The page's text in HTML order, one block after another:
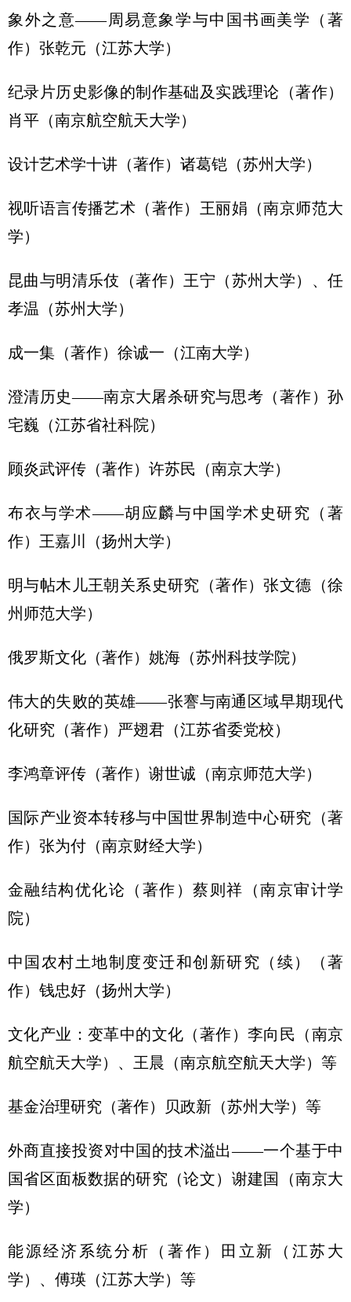
象外之意——周易意象学与中国书画美学（著
作）张乾元（江苏大学）
纪录片历史影像的制作基础及实践理论（著作）
肖平（南京航空航天大学）
设计艺术学十讲（著作）诸葛铠（苏州大学）
视听语言传播艺术（著作）王丽娟（南京师范大
学）
昆曲与明清乐伎（著作）王宁（苏州大学）、任
孝温（苏州大学）
成一集（著作）徐诚一（江南大学）
澄清历史——南京大屠杀研究与思考（著作）孙
宅巍（江苏省社科院）
顾炎武评传（著作）许苏民（南京大学）
布衣与学术——胡应麟与中国学术史研究（著
作）王嘉川（扬州大学）
明与帖木儿王朝关系史研究（著作）张文德（徐
州师范大学）
俄罗斯文化（著作）姚海（苏州科技学院）
伟大的失败的英雄——张謇与南通区域早期现代
化研究（著作）严翅君（江苏省委党校）
李鸿章评传（著作）谢世诚（南京师范大学）
国际产业资本转移与中国世界制造中心研究（著
作）张为付（南京财经大学）
金融结构优化论（著作）蔡则祥（南京审计学
院）
中国农村土地制度变迁和创新研究（续）（著
作）钱忠好（扬州大学）
文化产业：变革中的文化（著作）李向民（南京
航空航天大学）、王晨（南京航空航天大学）等
基金治理研究（著作）贝政新（苏州大学）等
外商直接投资对中国的技术溢出——一个基于中
国省区面板数据的研究（论文）谢建国（南京大
学）
能源经济系统分析（著作）田立新（江苏大
学）、傅瑛（江苏大学）等